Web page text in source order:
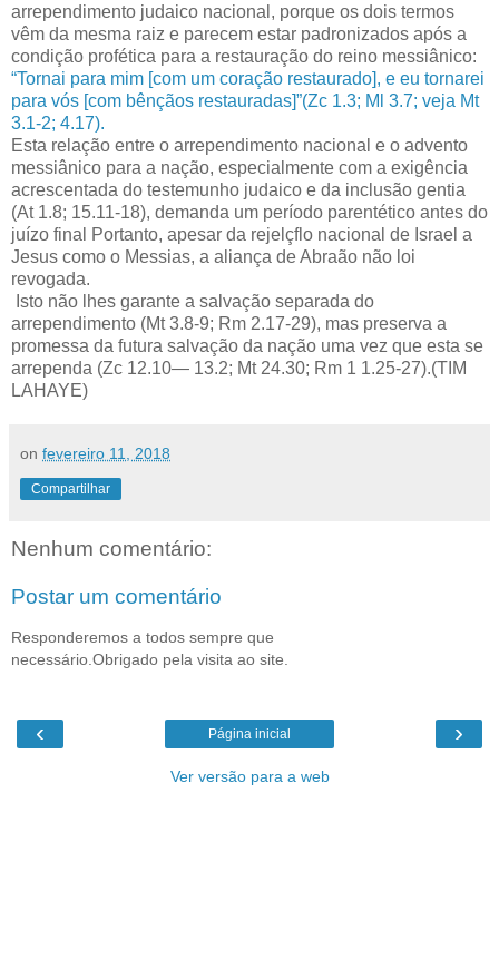
arrependimento judaico nacional, porque os dois termos
vêm da mesma raiz e parecem estar padronizados após a
condição profética para a restauração do reino messiânico:
“Tornai para mim [com um coração restaurado], e eu tornarei
para vós [com bênçãos restauradas]”(Zc 1.3; Ml 3.7; veja Mt
3.1-2; 4.17).
Esta relação entre o arrependimento nacional e o advento
messiânico para a nação, especialmente com a exigência
acrescentada do testemunho judaico e da inclusão gentia
(At 1.8; 15.11-18), demanda um período parentético antes do
juízo final Portanto, apesar da rejelçflo nacional de Israel a
Jesus como o Messias, a aliança de Abraão não loi
revogada.
Isto não lhes garante a salvação separada do
arrependimento (Mt 3.8-9; Rm 2.17-29), mas preserva a
promessa da futura salvação da nação uma vez que esta se
arrependa (Zc 12.10— 13.2; Mt 24.30; Rm 1 1.25-27).(TIM
LAHAYE)
on fevereiro 11, 2018
Compartilhar
Nenhum comentário:
Postar um comentário
Responderemos a todos sempre que
necessário.Obrigado pela visita ao site.
‹ ›
Página inicial
Ver versão para a web